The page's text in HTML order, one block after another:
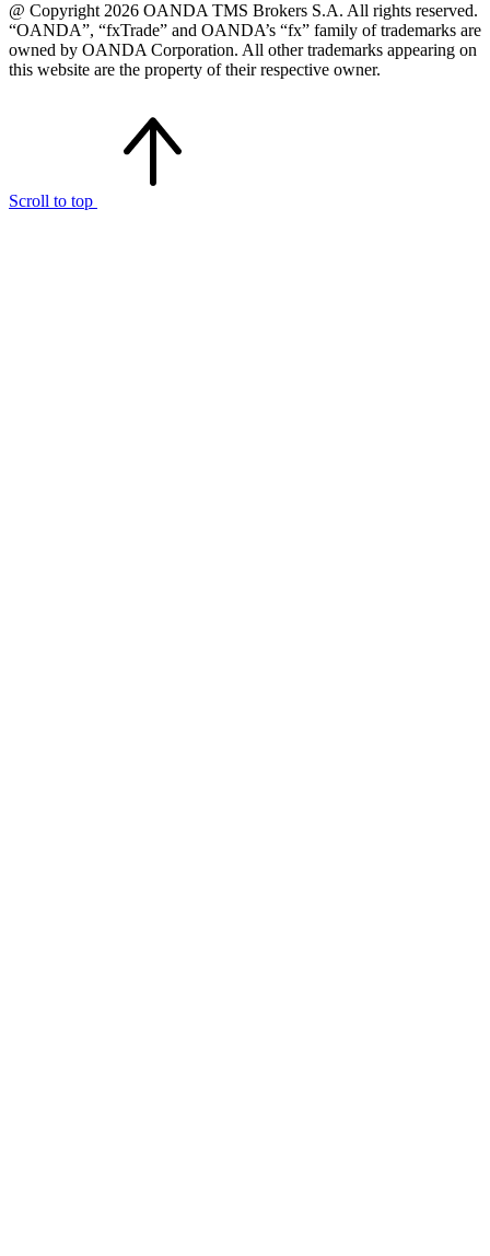
@ Copyright 2026 OANDA TMS Brokers S.A. All rights reserved.
“OANDA”, “fxTrade” and OANDA’s “fx” family of trademarks are
owned by OANDA Corporation. All other trademarks appearing on
this website are the property of their respective owner.
Scroll to top